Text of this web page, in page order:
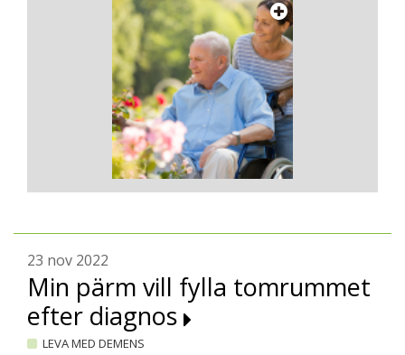
23 nov 2022
Min pärm vill fylla tomrummet
efter diagnos
LEVA MED DEMENS